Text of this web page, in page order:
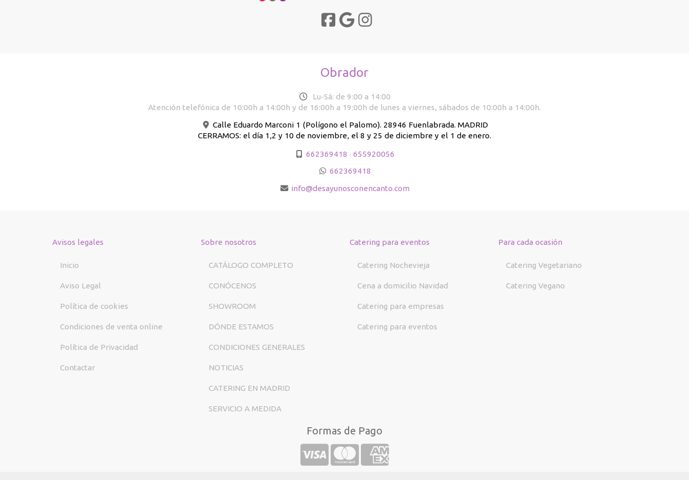
Obrador
Lu-Sá: de 9:00 a 14:00
Atención telefónica de 10:00h a 14:00h y de 16:00h a 19:00h de lunes a viernes, sábados de 10:00h a 14:00h.
Calle Eduardo Marconi 1 (Polígono el Palomo). 28946 Fuenlabrada. MADRID
CERRAMOS: el día 1,2 y 10 de noviembre, el 8 y 25 de diciembre y el 1 de enero.
662369418 · 655920056
662369418
info
desayunosconencanto.com
Avisos legales
Inicio
Aviso Legal
Política de cookies
Condiciones de venta online
Política de Privacidad
Contactar
Sobre nosotros
CATÁLOGO COMPLETO
CONÓCENOS
SHOWROOM
DÓNDE ESTAMOS
CONDICIONES GENERALES
NOTICIAS
CATERING EN MADRID
SERVICIO A MEDIDA
Catering para eventos
Catering Nochevieja
Cena a domicilio Navidad
Catering para empresas
Catering para eventos
Para cada ocasión
Catering Vegetariano
Catering Vegano
Formas de Pago